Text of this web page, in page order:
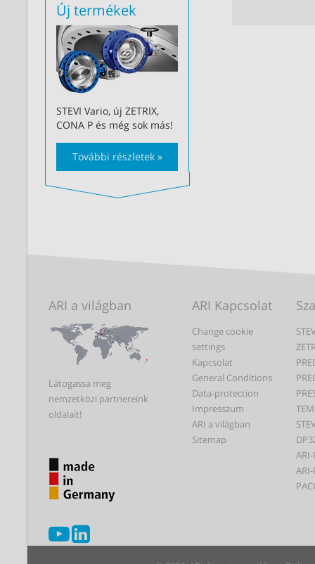
Új termékek
STEVI Vario, új ZETRIX,
CONA P és még sok más!
További részletek »
ARI a világban
Látogassa meg
nemzetközi partnereink
oldalait!
ARI Kapcsolat
Change cookie
settings
Kapcsolat
General Conditions
Data-protection
Impresszum
ARI a világban
Sitemap